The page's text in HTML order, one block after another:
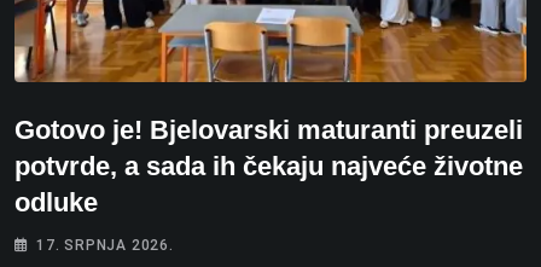
Gotovo je! Bjelovarski maturanti preuzeli
potvrde, a sada ih čekaju najveće životne
odluke
17. SRPNJA 2026.